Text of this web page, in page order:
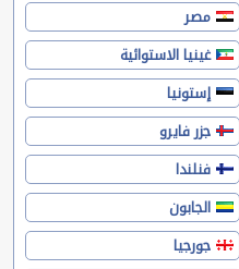
مصر
غينيا الاستوائية
إستونيا
جزر فايرو
فنلندا
الجابون
جورجيا